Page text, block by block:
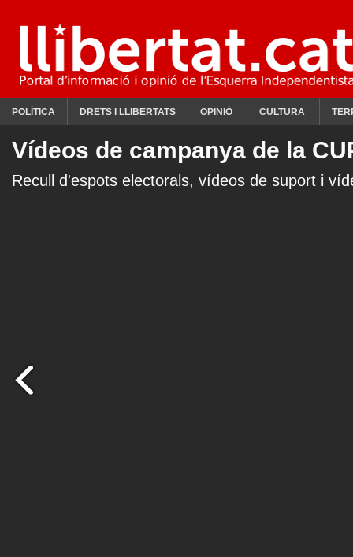
POLÍTICA DRETS I LLIBERTATS OPINIÓ CULTURA
Vídeos de campanya de la
Recull d'espots electorals, vídeos de suport i